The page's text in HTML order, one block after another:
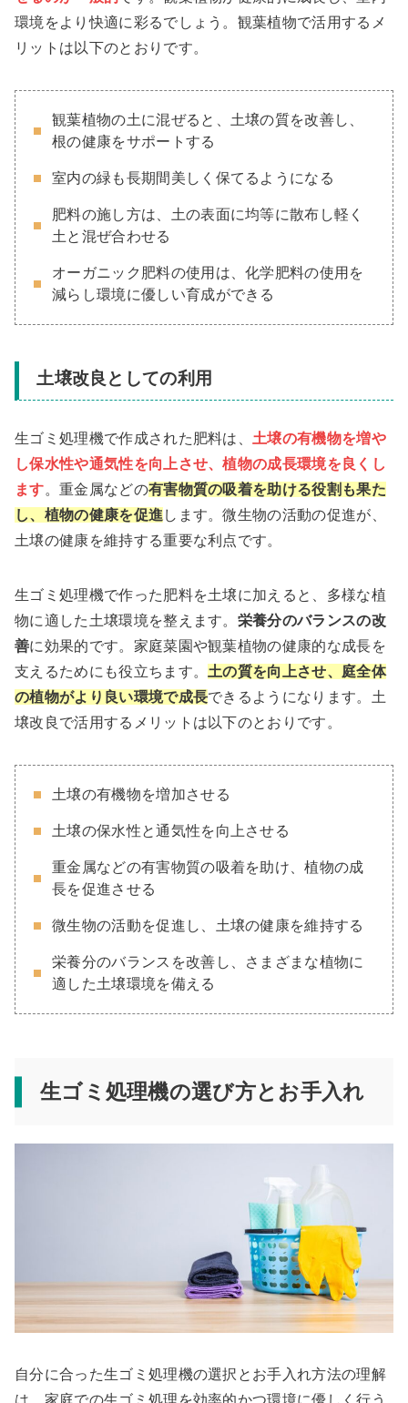
環境をより快適に彩るでしょう。観葉植物で活用するメ
リットは以下のとおりです。
観葉植物の土に混ぜると、土壌の質を改善し、
根の健康をサポートする
室内の緑も長期間美しく保てるようになる
肥料の施し方は、土の表面に均等に散布し軽く
土と混ぜ合わせる
オーガニック肥料の使用は、化学肥料の使用を
減らし環境に優しい育成ができる
土壌改良としての利用
生ゴミ処理機で作成された肥料は、土壌の有機物を増や
し保水性や通気性を向上させ、植物の成長環境を良くし
ます。重金属などの有害物質の吸着を助ける役割も果た
し、植物の健康を促進します。微生物の活動の促進が、
土壌の健康を維持する重要な利点です。
生ゴミ処理機で作った肥料を土壌に加えると、多様な植
物に適した土壌環境を整えます。 栄養分のバランスの改
善に効果的です。家庭菜園や観葉植物の健康的な成長を
支えるためにも役立ちます。土の質を向上させ、庭全体
の植物がより良い環境で成長できるようになります。土
壌改良で活用するメリットは以下のとおりです。
土壌の有機物を増加させる
土壌の保水性と通気性を向上させる
重金属などの有害物質の吸着を助け、植物の成
長を促進させる
微生物の活動を促進し、土壌の健康を維持する
栄養分のバランスを改善し、さまざまな植物に
適した土壌環境を備える
生ゴミ処理機の選び方とお手入れ
自分に合った生ゴミ処理機の選択とお手入れ方法の理解